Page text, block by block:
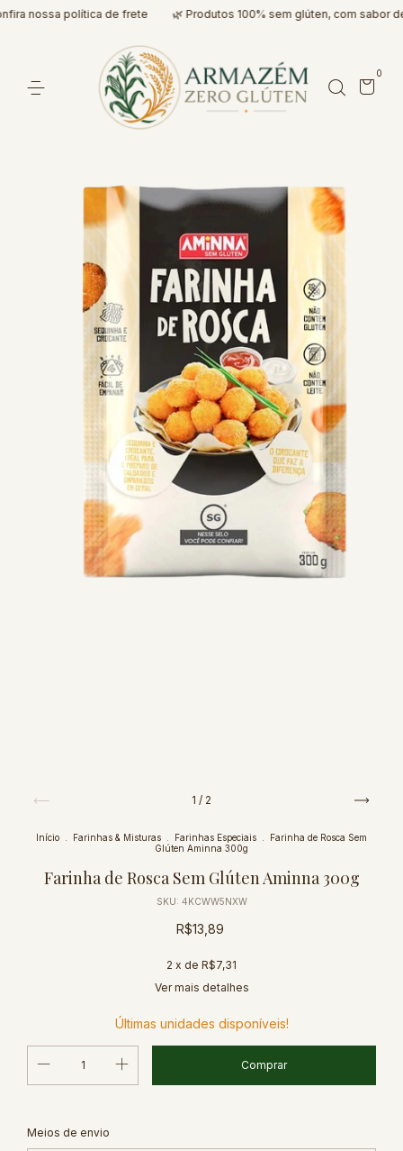
nossa política de frete 🌿 Produtos 100% sem glúten, com sabor de
0
1 / 2
Início Farinhas & Misturas Farinhas Especiais
Farinha de Rosca Sem
Glúten Aminna 300g
Farinha de Rosca Sem Glúten Aminna 300g
SKU: 4KCWW5NXW
R$13,89
2 x de R$7,31
Ver mais detalhes
Últimas unidades disponíveis!
Entregas para o CEP:
Meios de envio